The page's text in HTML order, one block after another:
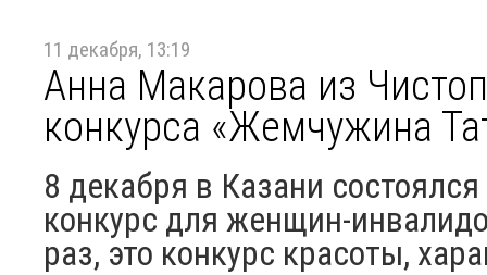
11 декабря, 13:19
Анна Макарова из
конкурса «Жемчужина
8 декабря в Казани
конкурс для женщин-
раз, это конкурс красоты,